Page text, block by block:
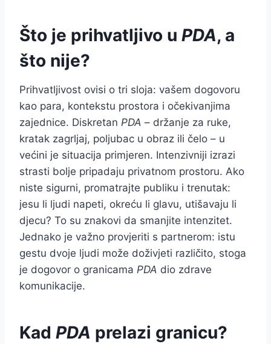
Što je prihvatljivo u PDA, a
što nije?
Prihvatljivost ovisi o tri sloja: vašem dogovoru
kao para, kontekstu prostora i očekivanjima
zajednice. Diskretan PDA – držanje za ruke,
kratak zagrljaj, poljubac u obraz ili čelo – u
većini je situacija primjeren. Intenzivniji izrazi
strasti bolje pripadaju privatnom prostoru. Ako
niste sigurni, promatrajte publiku i trenutak:
jesu li ljudi napeti, okreću li glavu, utišavaju li
djecu? To su znakovi da smanjite intenzitet.
Jednako je važno provjeriti s partnerom: istu
gestu dvoje ljudi može doživjeti različito, stoga
je dogovor o granicama PDA dio zdrave
komunikacije.
Kad PDA prelazi granicu?